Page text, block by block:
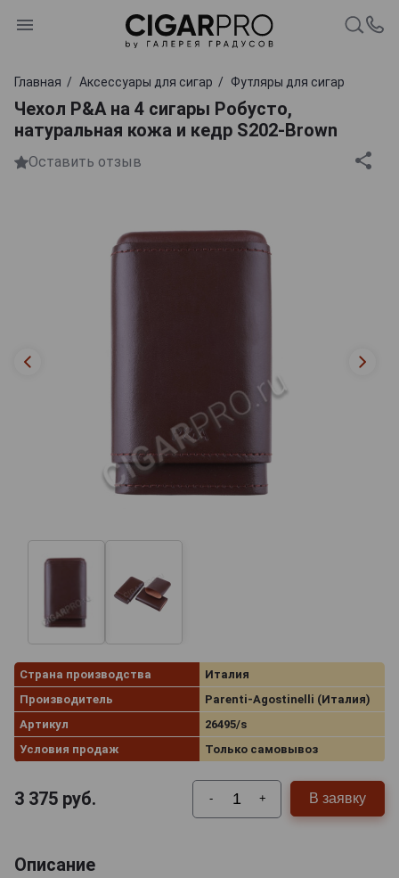
Главная Аксессуары для сигар Футляры для сигар
Чехол P&A на 4 сигары Робусто,
натуральная кожа и кедр S202-Brown
Оставить отзыв
Страна производства
Италия
Производитель
Parenti-Agostinelli (Италия)
Артикул
26495/s
Условия продаж
Только самовывоз
3 375 руб. - + В заявку
Описание